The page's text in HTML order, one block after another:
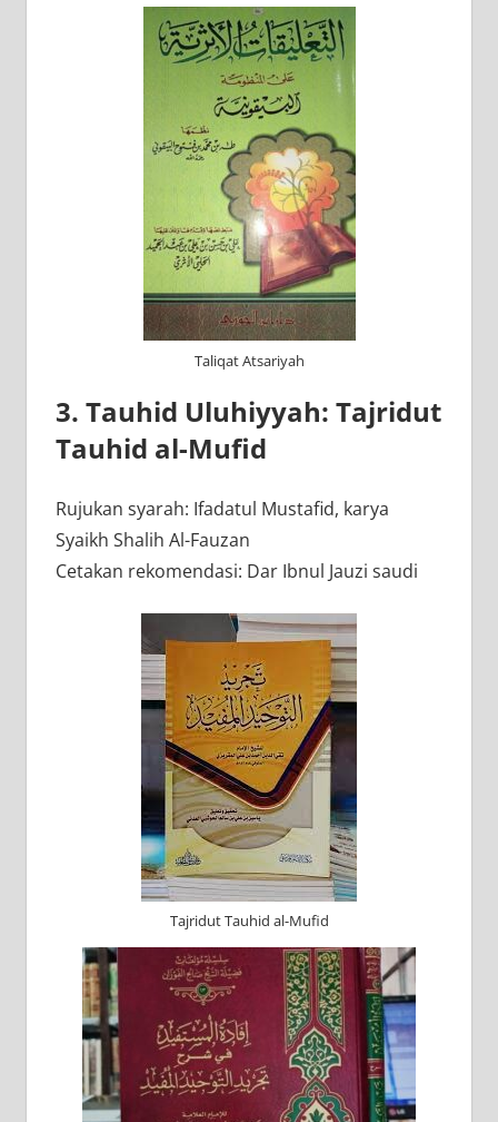
Taliqat Atsariyah
3. Tauhid Uluhiyyah: Tajridut
Tauhid al-Mufid
Rujukan syarah: Ifadatul Mustafid, karya
Syaikh Shalih Al-Fauzan
Cetakan rekomendasi: Dar Ibnul Jauzi saudi
Tajridut Tauhid al-Mufid